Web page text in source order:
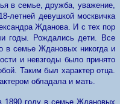
в семье, дружба, уважение,
летней девушкой москвичка
Жданова. И с тех пор
годы. Рождались дети. Все
в семье Ждановых никогда и
и невзгоды было принято
Таким был характер отца.
обладала и мать.
1890 году в семье Ждановых